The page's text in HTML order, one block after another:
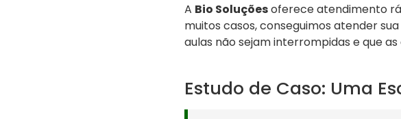
A Bio Soluçõesoferece atendimento
muitos casos, conseguimos atender
aulas não sejam interrompidas e que
Estudo de Caso: Uma